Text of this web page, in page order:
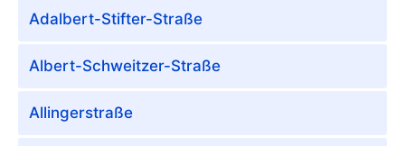
Adalbert-Stifter-Straße
Albert-Schweitzer-Straße
Allingerstraße